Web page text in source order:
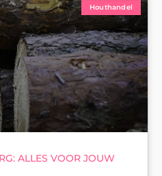
Houthandel
ALLES VOOR JOUW